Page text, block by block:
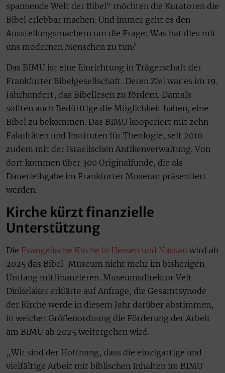
spannende Welt der Bibel“ möchten die Kuratoren die
Bibel erlebbar machen. Und immer geht es den
Ausstellungsmachern um die Frage: Was hat dies mit
uns modernen Menschen zu tun?
Das BIMU ist eine Einrichtung in Trägerschaft der
Frankfurter Bibelgesellschaft. Deren Ziel war es im 19.
Jahrhundert, das Bibellesen zu fördern. Damals
sollten auch Bedürftige die Möglichkeit haben, eine
Bibel zu bekommen. Das BIMU kooperiert mit zehn
Fakultäten und Instituten für Theologie, seit 2010
zudem mit der Israelischen Antikenverwaltung. Von
dort kommen über 300 Originalfunde, die als
Dauerleihgabe im Frankfurter Museum präsentiert
werden.
Kirche kürzt finanzielle
Unterstützung
Die Evangelische Kirche in Hessen und Nassau wird ab
2025 das Bibel-Museum nicht mehr im bisherigen
Umfang mitfinanzieren. Museumsdirektor Veit
Dinkelaker erklärte auf Anfrage, die Gesamtsynode
der Kirche werde in diesem Jahr darüber abstimmen,
in welcher Größenordnung die Förderung der Arbeit
am BIMU ab 2025 weitergehen wird.
„Wir sind der Hoffnung, dass die einzigartige und
vielfältige Arbeit mit biblischen Inhalten im BIMU